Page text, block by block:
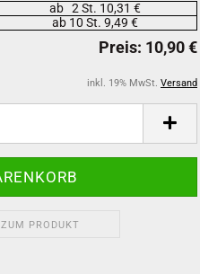
ab 2 St. 10,31 €
ab 10 St. 9,49 €
inkl. 19% MwSt. Versand
PRODUKT